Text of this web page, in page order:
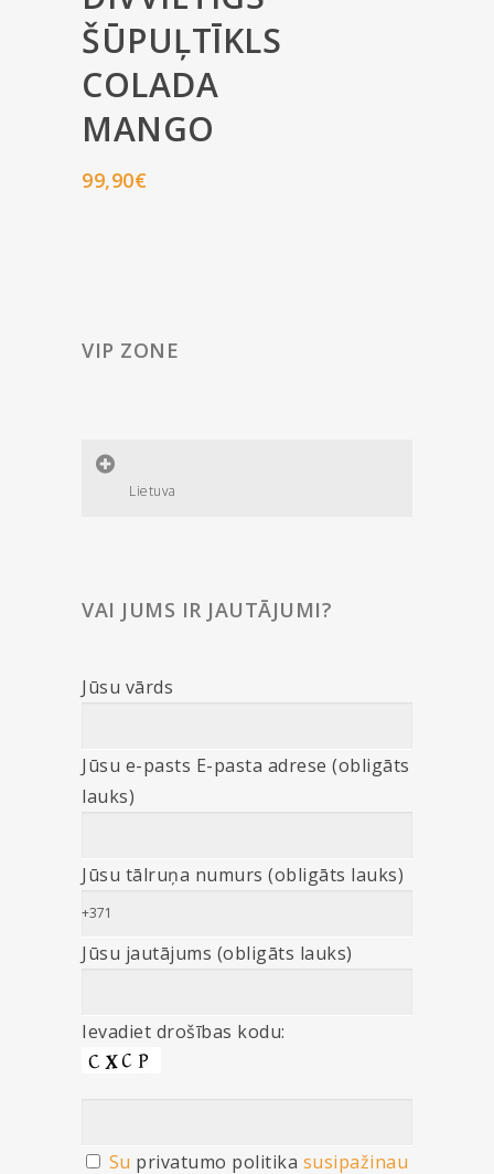
ŠŪPUĻTĪKLS
COLADA
MANGO
99,90€
VIP ZONE
Lietuva
VAI JUMS IR JAUTĀJUMI?
Jūsu vārds
Jūsu e-pasts E-pasta adrese (obligāts
lauks)
Jūsu tālruņa numurs (obligāts lauks)
Jūsu jautājums (obligāts lauks)
Ievadiet drošības kodu:
Su privatumo politika susipažinau